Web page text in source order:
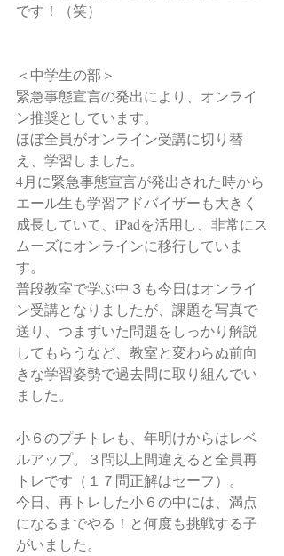
です！（笑）
＜中学生の部＞
緊急事態宣言の発出により、オンライ
ン推奨としています。
ほぼ全員がオンライン受講に切り替
え、学習しました。
4月に緊急事態宣言が発出された時から
エール生も学習アドバイザーも大きく
成長していて、iPadを活用し、非常にス
ムーズにオンラインに移行していま
す。
普段教室で学ぶ中３も今日はオンライ
ン受講となりましたが、課題を写真で
送り、つまずいた問題をしっかり解説
してもらうなど、教室と変わらぬ前向
きな学習姿勢で過去問に取り組んでい
ました。
小６のプチトレも、年明けからはレベ
ルアップ。３問以上間違えると全員再
トレです（１７問正解はセーフ）。
今日、再トレした小６の中には、満点
になるまでやる！と何度も挑戦する子
がいました。